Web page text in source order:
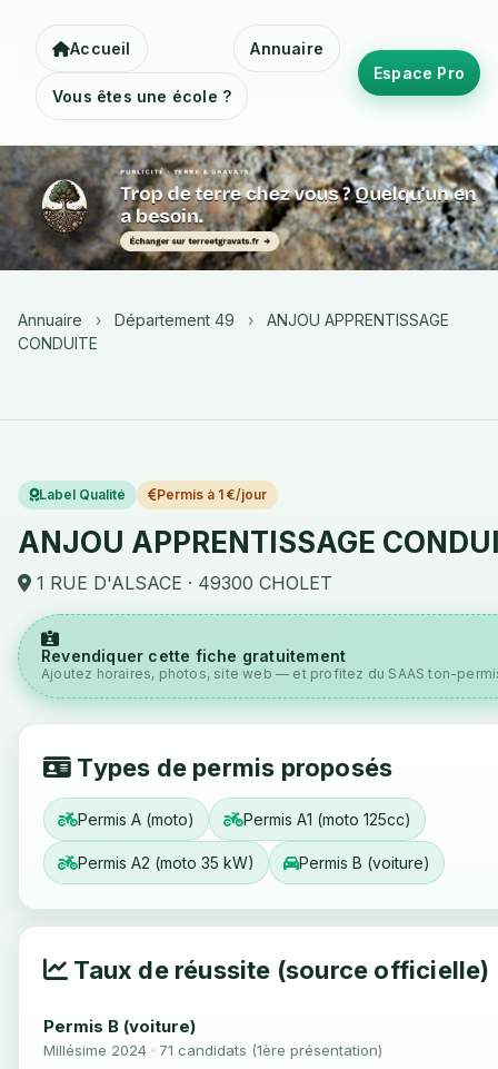
Accueil Annuaire
Vous êtes une école ?
Espace Pro
Annuaire › Département 49 ›
ANJOU APPRENTISSAGE
CONDUITE
Label Qualité Permis à 1 €/jour
ANJOU APPRENTISSAGE
1 RUE D'ALSACE · 49300 CHOLET
Revendiquer cette fiche gratuitement
Ajoutez horaires, photos, site web — et profitez du SAAS ton-
Types de permis proposés
Permis A (moto) Permis A1 (moto 125cc)
Permis A2 (moto 35 kW) Permis B (voiture)
Taux de réussite (source officielle)
Permis B (voiture)
Millésime 2024 · 71 candidats (1ère présentation)